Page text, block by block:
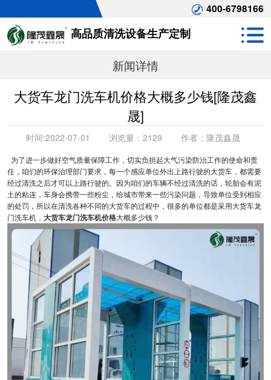
400-6798166
高品质清洗设备生产定制
新闻详情
大货车龙门洗车机价格大概多少钱[隆茂鑫
晟]
时间:2022-07-01 浏览量： 2129 作者： 隆茂鑫晟
为了进一步做好空气质量保障工作，切实负担起大气污染防治工作的使命和责
任，咱们的环保治理部门要求，每一个感应单位外出上路行驶的大货车，都需要
经过清洗之后才可以上路行驶的。因为咱们的车辆不经过清洗的话，轮胎会有泥
土的粘连，车身会携带一些粉尘，给城市带来一些污染问题，导致单位受到相应
的处罚，所以在清洗各种不同的大货车的过程中，很多的单位都是采用大货车龙
门洗车机， 大货车龙门洗车机价格大概多少钱？